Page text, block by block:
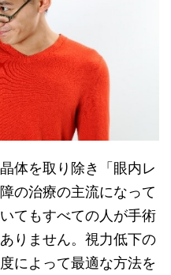
体を取り除き「眼内レ
の治療の主流になって
てもすべての人が手術
りません。視力低下の
によって最適な方法を